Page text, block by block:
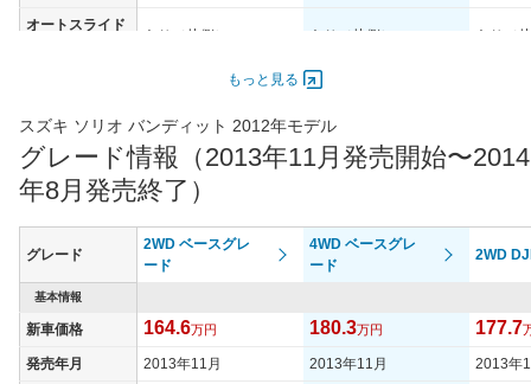
オートスライド
あり（片側） あり（片側） あり（
最高トルク 118 [12]/ 4,800 118 [12]/ 4,800 118
過給機 -
(前)
165/60R15 77H 165/60R15 77H 165/
タイヤサイズ
(後)
もっと見る
スズキ ソリオ バンディット 2012年モデル
グレード情報（2013年11月発売開始〜2014
年8月発売終了）
グレード
2WD ベースグレ
ード
4WD ベースグレ
ード
2WD
基本情報
新車価格 164.6万円 180.3万円 177.7
発売年月 2013年11月 2013年11月 2013年